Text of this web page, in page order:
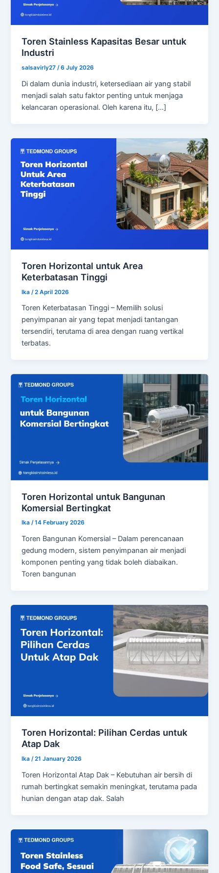
Toren Stainless Kapasitas Besar untuk
Industri
salsavirly27/6 July 2026
Di dalam dunia industri, ketersediaan air yang stabil
menjadi salah satu faktor penting untuk menjaga
kelancaran operasional. Oleh karena itu, […]
Toren Horizontal untuk Area
Keterbatasan Tinggi
Ika /2 April 2026
Toren Keterbatasan Tinggi – Memilih solusi
penyimpanan air yang tepat menjadi tantangan
tersendiri, terutama di area dengan ruang vertikal
terbatas.
Toren Horizontal untuk Bangunan
Komersial Bertingkat
Ika/14 February 2026
Toren Bangunan Komersial – Dalam perencanaan
gedung modern, sistem penyimpanan air menjadi
komponen penting yang tidak boleh diabaikan.
Toren bangunan
Toren Horizontal: Pilihan Cerdas untuk
Atap Dak
Ika/21 January 2026
Toren Horizontal Atap Dak – Kebutuhan air bersih di
rumah bertingkat semakin meningkat, terutama pada
hunian dengan atap dak. Salah